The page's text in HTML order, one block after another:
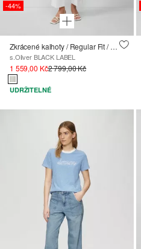
-44%
Zkrácené kalhoty / Regular Fit / High Rise / Wide Leg
s.Oliver BLACK LABEL
1 559,00 Kč2 799,00 Kč
UDRŽITELNÉ